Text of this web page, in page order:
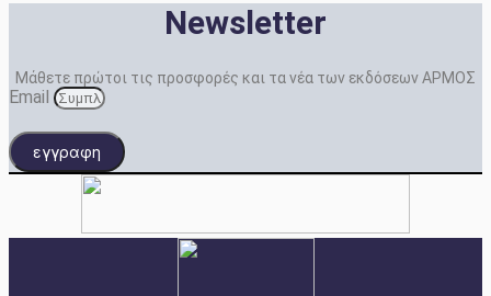
Newsletter
Μάθετε πρώτοι τις προσφορές και τα νέα των εκδόσεων ΑΡΜΟΣ
Email
εγγραφη